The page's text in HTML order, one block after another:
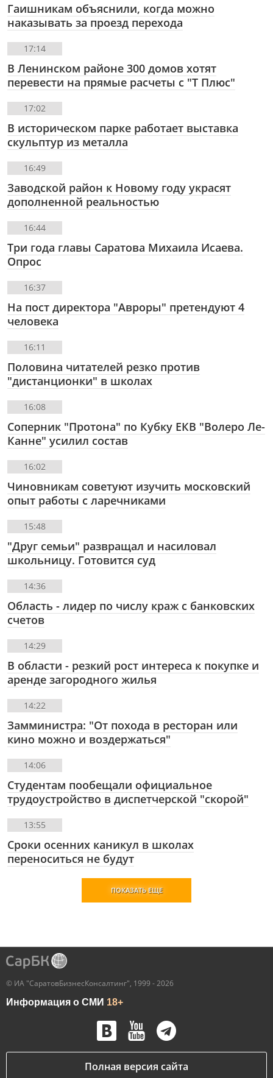
Гаишникам объяснили, когда можно
наказывать за проезд перехода
17:14
В Ленинском районе 300 домов хотят
перевести на прямые расчеты с "Т Плюс"
17:02
В историческом парке работает выставка
скульптур из металла
16:49
Заводской район к Новому году украсят
дополненной реальностью
16:44
Три года главы Саратова Михаила Исаева.
Опрос
16:37
На пост директора "Авроры" претендуют 4
человека
16:11
Половина читателей резко против
"дистанционки" в школах
16:08
Соперник "Протона" по Кубку ЕКВ "Волеро Ле-
Канне" усилил состав
16:02
Чиновникам советуют изучить московский
опыт работы с ларечниками
15:48
"Друг семьи" развращал и насиловал
школьницу. Готовится суд
14:36
Область - лидер по числу краж с банковских
счетов
14:29
В области - резкий рост интереса к покупке и
аренде загородного жилья
14:22
Замминистра: "От похода в ресторан или
кино можно и воздержаться"
14:06
Студентам пообещали официальное
трудоустройство в диспетчерской "скорой"
13:55
Сроки осенних каникул в школах
переноситься не будут
ПОКАЗАТЬ ЕЩЕ
© ИА "СаратовБизнесКонсалтинг", 1999 - 2026
Информация о СМИ 18+
Полная версия сайта